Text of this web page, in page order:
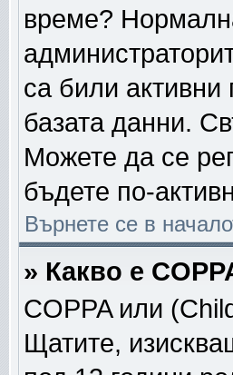
време?
са били
базата данни.
Можете да се
бъдете по-
Върнете се в
» Какво е
COPPA или
Щатите,